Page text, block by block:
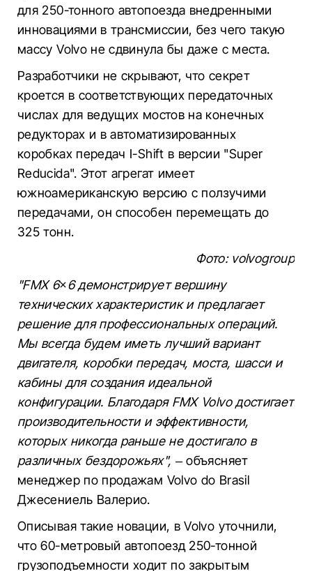
для 250-тонного автопоезда внедренными
инновациями в трансмиссии, без чего такую
массу Volvo не сдвинула бы даже с места.
Разработчики не скрывают, что секрет
кроется в соответствующих передаточных
числах для ведущих мостов на конечных
редукторах и в автоматизированных
коробках передач I-Shift в версии "Super
Reducida". Этот агрегат имеет
южноамериканскую версию с ползучими
передачами, он способен перемещать до
325 тонн.
Фото: volvogroup
"FMX 6×6 демонстрирует вершину
технических характеристик и предлагает
решение для профессиональных операций.
Мы всегда будем иметь лучший вариант
двигателя, коробки передач, моста, шасси и
кабины для создания идеальной
конфигурации. Благодаря FMX Volvo достигает
производительности и эффективности,
которых никогда раньше не достигало в
различных бездорожьях", – объясняет
менеджер по продажам Volvo do Brasil
Джесениель Валерио.
Описывая такие новации, в Volvo уточнили,
что 60-метровый автопоезд 250-тонной
грузоподъемности ходит по закрытым